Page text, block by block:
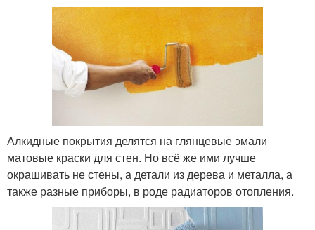
Алкидные покрытия делятся на глянцевые эмали
матовые краски для стен. Но всё же ими лучше
окрашивать не стены, а детали из дерева и металла, а
также разные приборы, в роде радиаторов отопления.